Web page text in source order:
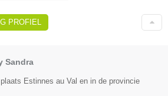
PROFIEL
Sandra
Estinnes au Val en in de provincie